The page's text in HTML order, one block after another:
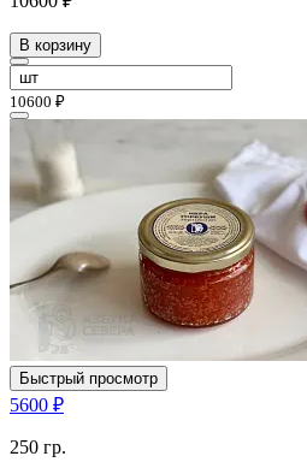
В корзину
10600 ₽
Быстрый просмотр
5600 ₽
250 гр.